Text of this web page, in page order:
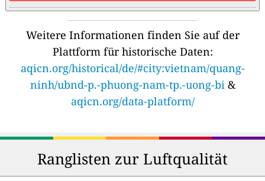
Weitere Informationen finden Sie auf der
Plattform für historische Daten:
aqicn.org/historical/de/#city:vietnam/quang-
ninh/ubnd-p.-phuong-nam-tp.-uong-bi&
aqicn.org/data-platform/
Ranglisten zur Luftqualität